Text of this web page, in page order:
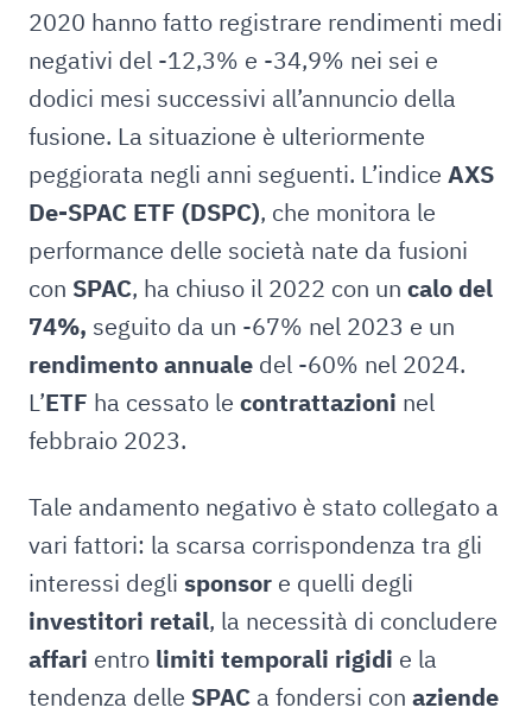
2020 hanno fatto registrare rendimenti medi
negativi del -12,3% e -34,9% nei sei e
dodici mesi successivi all’annuncio della
fusione. La situazione è ulteriormente
peggiorata negli anni seguenti. L’indice AXS
De-SPAC ETF (DSPC), che monitora le
performance delle società nate da fusioni
con SPAC, ha chiuso il 2022 con un calo del
74%, seguito da un -67% nel 2023 e un
rendimento annuale del -60% nel 2024.
L’ETF ha cessato le contrattazioni nel
febbraio 2023.
Tale andamento negativo è stato collegato a
vari fattori: la scarsa corrispondenza tra gli
interessi degli sponsor e quelli degli
investitori retail, la necessità di concludere
affari entro limiti temporali rigidi e la
tendenza delle SPAC a fondersi con aziende